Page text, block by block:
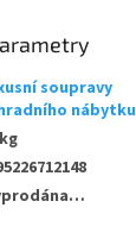
soupravy
nábytku